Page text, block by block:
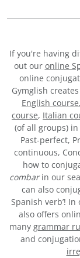
If you're having
out our online
online
Gymglish
English course,
course, Italian
(of all groups)
Past-perfect,
continuous,
how to
combarin our
can also
Spanish verb’!
also offers
many grammar
and